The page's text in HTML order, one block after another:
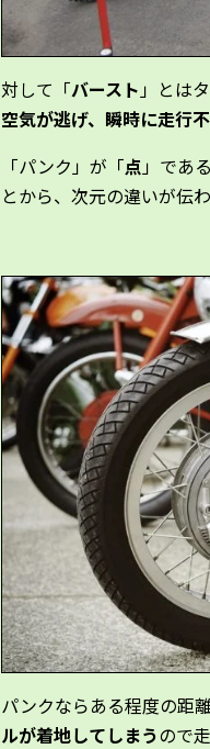
対して「バースト 」とは
空気が逃げ、瞬時に走行
「パンク」が「点 」であ
とから、次元の違いが伝
パンクならある程度の距
ルが着地してしまうので